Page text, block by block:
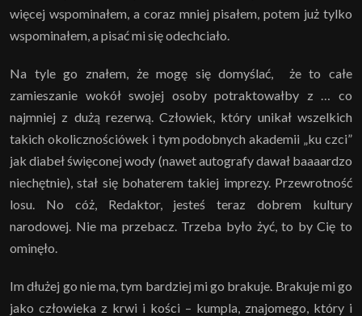
więcej wspominałem, a coraz mniej pisałem, potem już tylko
wspominałem, a pisać mi się odechciało.
Na tyle go znałem, że mogę się domyślać, że to całe
zamieszanie wokół swojej osoby potraktowałby z … co
najmniej z dużą rezerwą. Człowiek, który unikał wszelkich
takich okolicznościówek i tym podobnych akademii „ku czci”
jak diabeł święconej wody (nawet autografy dawał baaaardzo
niechętnie), stał się bohaterem takiej imprezy. Przewrotność
losu. No cóż, Redaktor, jesteś teraz dobrem kultury
narodowej. Nie ma przebacz. Trzeba było żyć, to by Cię to
ominęło.
Im dłużej go nie ma, tym bardziej mi go brakuje. Brakuje mi go
jako człowieka z krwi i kości – kumpla, znajomego, który i